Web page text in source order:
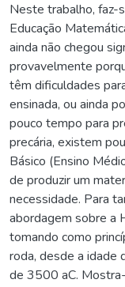
Neste trabalho, faz-
Educação
ainda não chegou
provavelmente
têm dificuldades
ensinada, ou ainda
pouco tempo para
precária, existem
Básico (Ensino
de produzir um
necessidade. Para
abordagem sobre a
tomando como
roda, desde a idade
de 3500 aC.